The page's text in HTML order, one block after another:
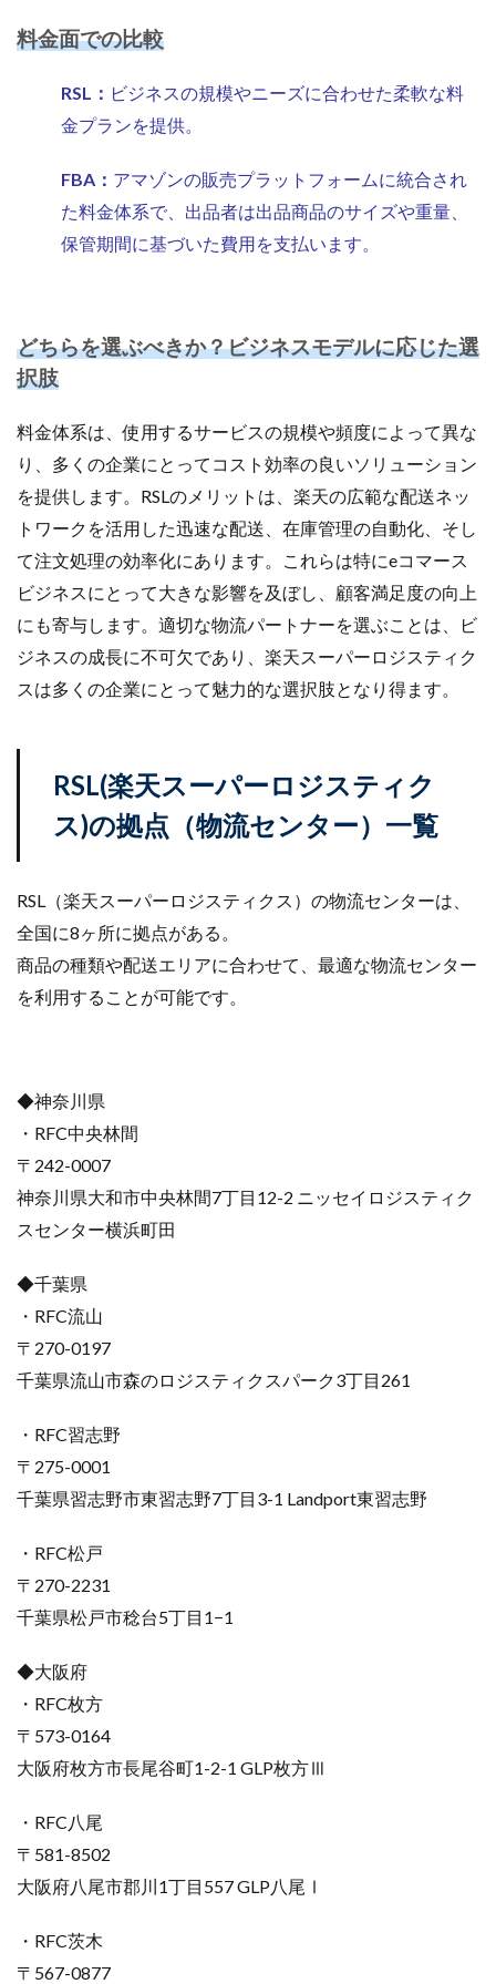
料金面での比較
RSL： ビジネスの規模やニーズに合わせた柔軟な料
金プランを提供。
FBA： アマゾンの販売プラットフォームに統合され
た料金体系で、出品者は出品商品のサイズや重量、
保管期間に基づいた費用を支払います。
どちらを選ぶべきか？ビジネスモデルに応じた選
択肢
料金体系は、使用するサービスの規模や頻度によって異な
り、多くの企業にとってコスト効率の良いソリューション
を提供します。RSLのメリットは、楽天の広範な配送ネッ
トワークを活用した迅速な配送、在庫管理の自動化、そし
て注文処理の効率化にあります。これらは特にeコマース
ビジネスにとって大きな影響を及ぼし、顧客満足度の向上
にも寄与します。適切な物流パートナーを選ぶことは、ビ
ジネスの成長に不可欠であり、楽天スーパーロジスティク
スは多くの企業にとって魅力的な選択肢となり得ます。
RSL(楽天スーパーロジスティク
ス)の拠点（物流センター）一覧
RSL（楽天スーパーロジスティクス）の物流センターは、
全国に8ヶ所に拠点がある。
商品の種類や配送エリアに合わせて、最適な物流センター
を利用することが可能です。
◆神奈川県
・RFC中央林間
〒242-0007
神奈川県大和市中央林間7丁目12-2 ニッセイロジスティク
スセンター横浜町田
◆千葉県
・RFC流山
〒270-0197
千葉県流山市森のロジスティクスパーク3丁目261
・RFC習志野
〒275-0001
千葉県習志野市東習志野7丁目3-1 Landport東習志野
・RFC松戸
〒270-2231
千葉県松戸市稔台5丁目1−1
◆大阪府
・RFC枚方
〒573-0164
大阪府枚方市長尾谷町1-2-1 GLP枚方Ⅲ
・RFC八尾
〒581-8502
大阪府八尾市郡川1丁目557 GLP八尾Ⅰ
・RFC茨木
〒567-0877